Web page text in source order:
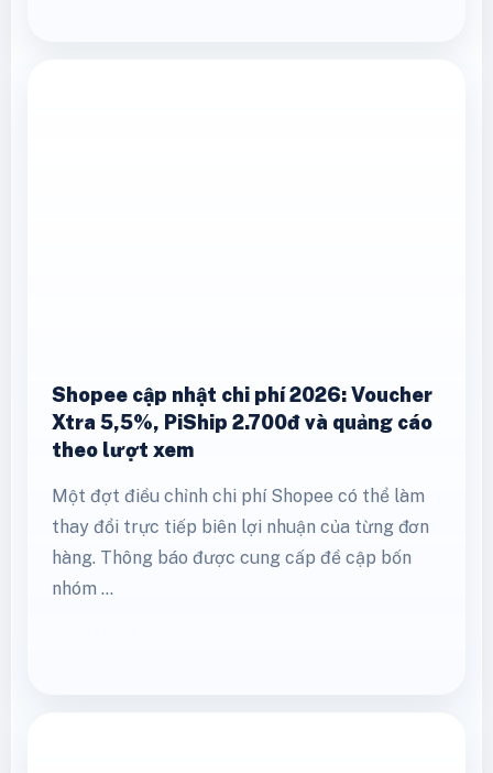
Shopee cập nhật chi phí 2026: Voucher
Xtra 5,5%, PiShip 2.700đ và quảng cáo
theo lượt xem
Một đợt điều chỉnh chi phí Shopee có thể làm
thay đổi trực tiếp biên lợi nhuận của từng đơn
hàng. Thông báo được cung cấp đề cập bốn
nhóm …